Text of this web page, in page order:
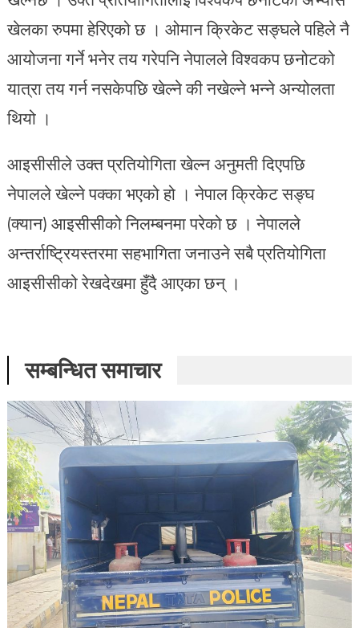
खेलका रुपमा हेरिएको छ । ओमान क्रिकेट सङ्घले पहिले नै
आयोजना गर्ने भनेर तय गरेपनि नेपालले विश्वकप छनोटको
यात्रा तय गर्न नसकेपछि खेल्ने की नखेल्ने भन्ने अन्योलता
थियो ।
आइसीसीले उक्त प्रतियोगिता खेल्न अनुमती दिएपछि
नेपालले खेल्ने पक्का भएको हो । नेपाल क्रिकेट सङ्घ
(क्यान) आइसीसीको निलम्बनमा परेको छ । नेपालले
अन्तर्राष्ट्रियस्तरमा सहभागिता जनाउने सबै प्रतियोगिता
आइसीसीको रेखदेखमा हुँदै आएका छन् ।
सम्बन्धित समाचार